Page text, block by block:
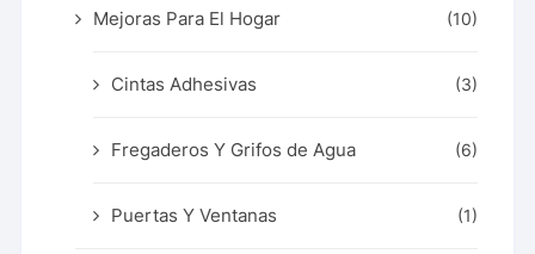
Mejoras Para El Hogar (10)
Cintas Adhesivas (3)
Fregaderos Y Grifos de Agua (6)
Puertas Y Ventanas (1)